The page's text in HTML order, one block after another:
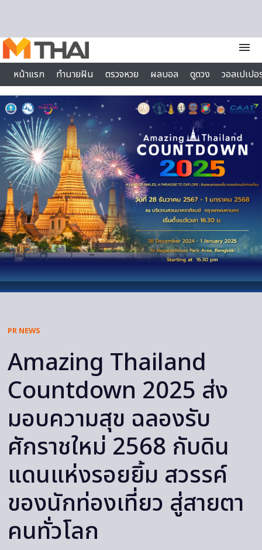
menu
หน้าแรก
ทำนายฝัน ตรวจหวย ผลบอล ดูดวง
วอลเปเป
ไลฟ์สไตล์
PR NEWS
Amazing Thailand
Countdown 2025 ส่ง
มอบความสุข ฉลองรับ
ศักราชใหม่ 2568 กับดิน
แดนแห่งรอยยิ้ม สวรรค์
ของนักท่องเที่ยว สู่สายตา
คนทั่วโลก